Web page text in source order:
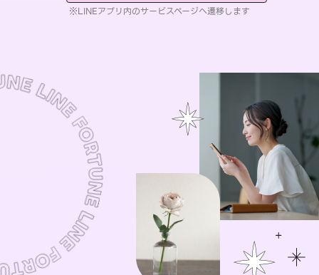
※LINEアプリ内のサービスページへ遷移します